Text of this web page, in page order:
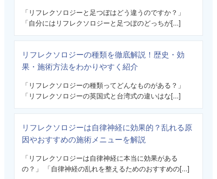
「リフレクソロジーと足つぼはどう違うのですか？」
「自分にはリフレクソロジーと足つぼのどっちが[...]
リフレクソロジーの種類を徹底解説！歴史・効
果・施術方法をわかりやすく紹介
「リフレクソロジーの種類ってどんなものがある？」
「リフレクソロジーの英国式と台湾式の違いはな[...]
リフレクソロジーは自律神経に効果的？乱れる原
因やおすすめの施術メニューを解説
「リフレクソロジーは自律神経に本当に効果がある
の？」 「自律神経の乱れを整えるためのおすすめの[...]